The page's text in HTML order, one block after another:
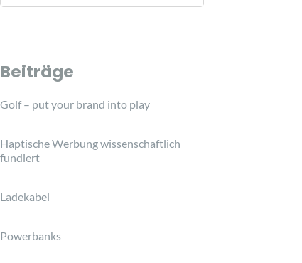
Beiträge
Golf – put your brand into play
Haptische Werbung wissenschaftlich
fundiert
Ladekabel
Powerbanks